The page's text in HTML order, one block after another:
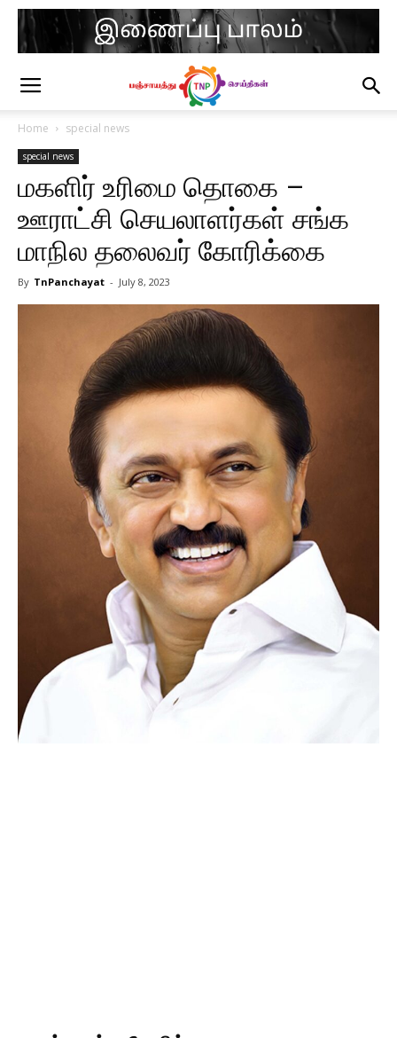
Home special news
special news
மகளிர் உரிமை தொகை –
ஊராட்சி செயலாளர்கள் சங்க
மாநில தலைவர் கோரிக்கை
By TnPanchayat - July 8, 2023